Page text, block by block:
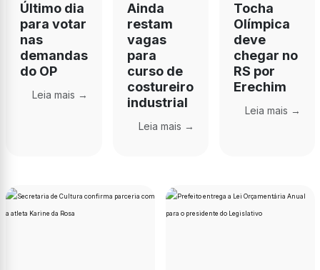
Último dia
para votar
nas
demandas
do OP
Leia mais →
Ainda
restam
vagas
para
curso de
costureiro
industrial
Leia mais →
Tocha
Olímpica
deve
chegar no
RS por
Erechim
Leia mais →